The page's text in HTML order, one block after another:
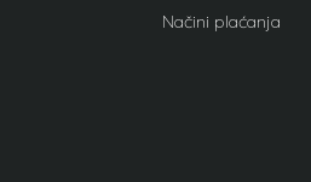
Načini plaćanja